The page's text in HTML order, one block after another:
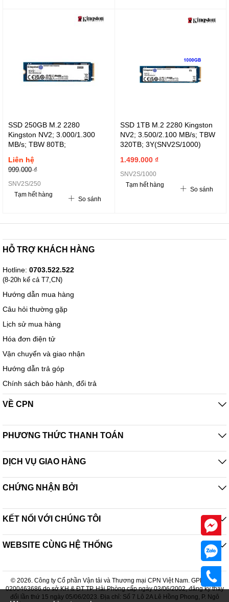
SSD 250GB M.2 2280
Kingston NV2; 3.000/1.300
MB/s; TBW 80TB;
Liên hệ
999.000 ₫
SNV2S/250
Tạm hết hàng
So sánh
SSD 1TB M.2 2280 Kingston
NV2; 3.500/2.100 MB/s; TBW
320TB; 3Y(SNV2S/1000)
1.499.000 ₫
SNV2S/1000
Tạm hết hàng
So sánh
HỖ TRỢ KHÁCH HÀNG
Hotline: 0703.522.522
(8-20h kể cả T7,CN)
Hướng dẫn mua hàng
Câu hỏi thường gặp
Lịch sử mua hàng
Hóa đơn điện tử
Vận chuyển và giao nhận
Hướng dẫn trả góp
Chính sách bảo hành, đổi trả
VỀ CPN
PHƯƠNG THỨC THANH TOÁN
DỊCH VỤ GIAO HÀNG
CHỨNG NHẬN BỞI
KẾT NỐI VỚI CHÚNG TÔI
WEBSITE CÙNG HỆ THỐNG
© 2026. Công ty Cổ phần Vận tải và Thương mại CPN Việt Nam. GPDKKD:
0200463686 do sở KH & ĐT TP. Hải Phòng cấp ngày 03/06/2002, đăng ký thay
đổi lần thứ 15 ngày 05/06/2023. Địa chỉ: Số 7 Lô 2A Lê Hồng Phong, P. Ngô